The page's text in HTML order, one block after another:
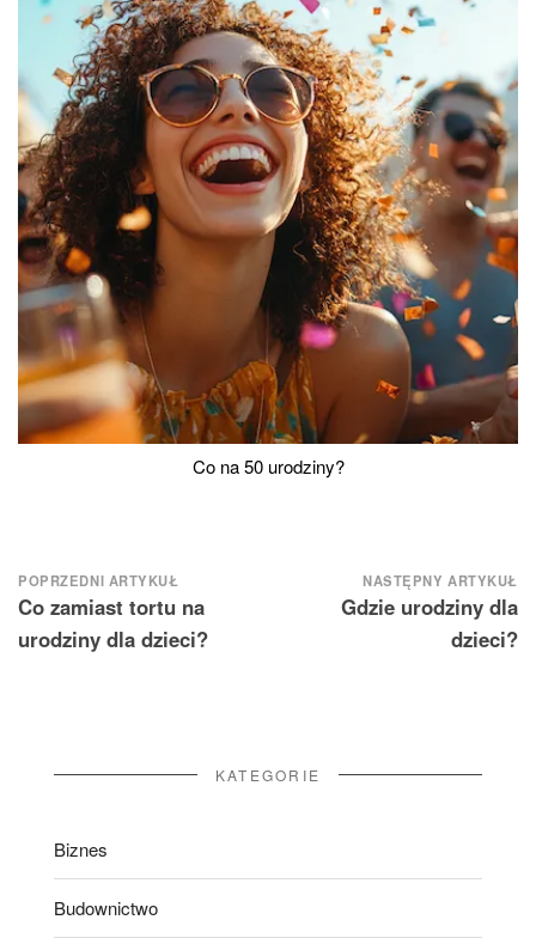
Co na 50 urodziny?
Nawigacja
wpisu
POPRZEDNI ARTYKUŁ
Co zamiast tortu na
urodziny dla dzieci?
NASTĘPNY ARTYKUŁ
Gdzie urodziny dla
dzieci?
KATEGORIE
Biznes
Budownictwo